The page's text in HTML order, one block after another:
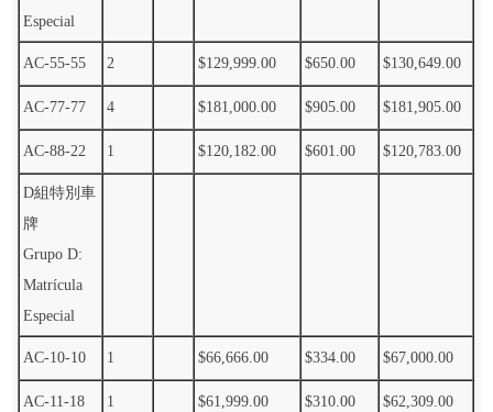
Especial
AC-55-55 2 $129,999.00 $650.00 $130,649.00
AC-77-77 4 $181,000.00 $905.00 $181,905.00
AC-88-22 1 $120,182.00 $601.00 $120,783.00
D組特別車
牌
Grupo D:
Matrícula
Especial
AC-10-10 1 $66,666.00 $334.00 $67,000.00
AC-11-18 1 $61,999.00 $310.00 $62,309.00